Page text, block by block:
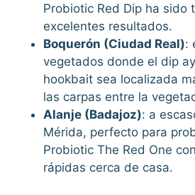
Probiotic Red Dip ha sido
excelentes resultados.
Boquerón (Ciudad Real):
vegetados donde el dip
hookbait sea localizada
las carpas entre la
Alanje (Badajoz): a
Mérida, perfecto para
Probiotic The Red One
rápidas cerca de casa.